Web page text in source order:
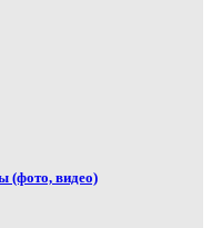
(фото, видео)